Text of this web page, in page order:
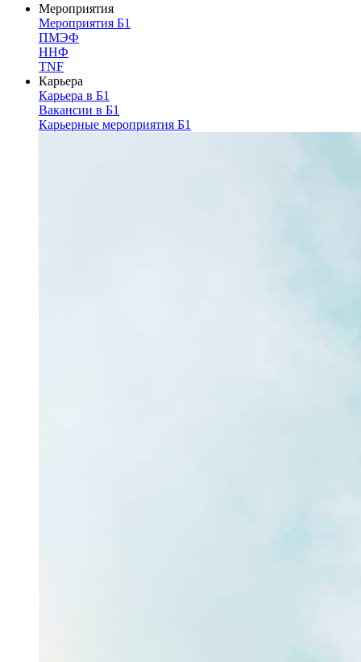
Мероприятия
Мероприятия Б1
ПМЭФ
ННФ
TNF
Карьера
Карьера в Б1
Вакансии в Б1
Карьерные мероприятия Б1